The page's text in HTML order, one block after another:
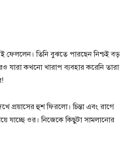
ফেললেন। তিনি বুঝতে পারছেন নিশ্চই বড়
যারা কখনো খারাপ ব্যবহার করেনি তারা
প্রয়াসের হুশ ফিরলো। চিন্তা এবং রাগে
যাচ্ছে ওর। নিজেকে কিছুটা সামলানোর